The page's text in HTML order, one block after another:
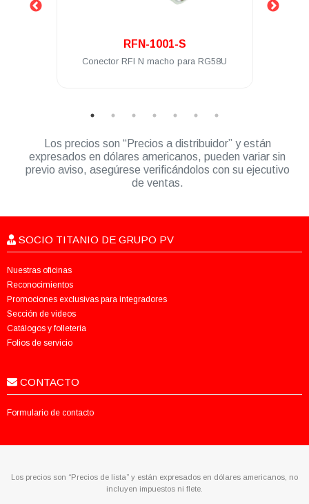
RFN-1001-S
Conector RFI N macho para RG58U
Los precios son “Precios a distribuidor” y están
expresados en dólares americanos, pueden variar sin
previo aviso, asegúrese verificándolos con su ejecutivo
de ventas.
SOCIO TITANIO DE GRUPO PV
Nuestras oficinas
Reconocimientos
Promociones exclusivas para integradores
Sección de videos
Catálogos y folletería
Folios de servicio
CONTACTO
Formulario de contacto
Los precios son “Precios de lista” y están expresados en dólares americanos, no
incluyen impuestos ni flete.